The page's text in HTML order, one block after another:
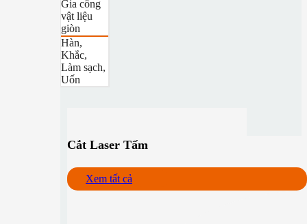
Gia công
vật liệu
giòn
Hàn,
Khắc,
Làm sạch,
Uốn
Cắt Laser Tấm
Xem tất cả